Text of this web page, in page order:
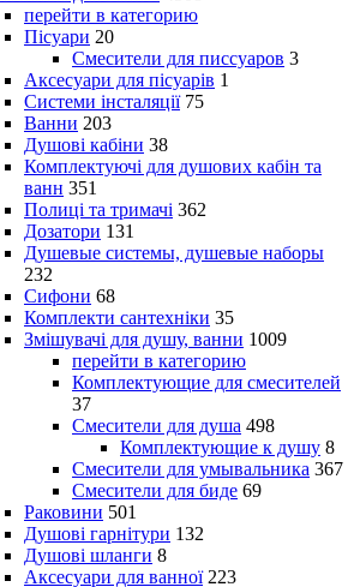
перейти в категорию
Пісуари 20
Смесители для писсуаров 3
Аксесуари для пісуарів 1
Системи інсталяції 75
Ванни 203
Душові кабіни 38
Комплектуючі для душових кабін та
ванн 351
Полиці та тримачі 362
Дозатори 131
Душевые системы, душевые наборы
232
Сифони 68
Комплекти сантехніки 35
Змішувачі для душу, ванни 1009
перейти в категорию
Комплектующие для смесителей
37
Смесители для душа 498
Комплектующие к душу 8
Смесители для умывальника 367
Смесители для биде 69
Раковини 501
Душові гарнітури 132
Душові шланги 8
Аксесуари для ванної 223